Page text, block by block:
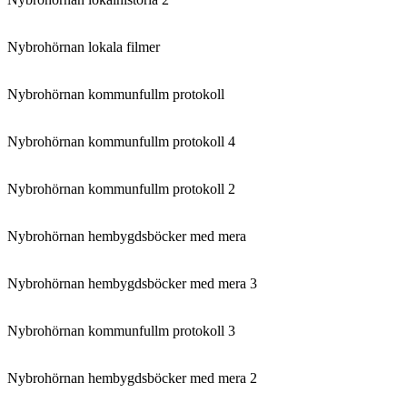
Nybrohörnan lokala filmer
Nybrohörnan kommunfullm protokoll
Nybrohörnan kommunfullm protokoll 4
Nybrohörnan kommunfullm protokoll 2
Nybrohörnan hembygdsböcker med mera
Nybrohörnan hembygdsböcker med mera 3
Nybrohörnan kommunfullm protokoll 3
Nybrohörnan hembygdsböcker med mera 2